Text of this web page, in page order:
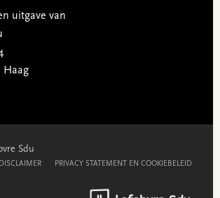
uitgave van
Haag
Sdu
DISCLAIMER PRIVACY STATEMENT EN COOKIEBELEID